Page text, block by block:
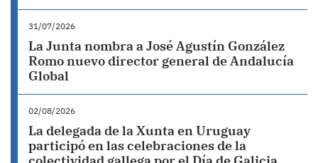
31/07/2026
La Junta nombra a José Agustín González
Romo nuevo director general de Andalucía
Global
02/08/2026
La delegada de la Xunta en Uruguay
participó en las celebraciones de la